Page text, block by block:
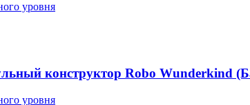
уровня
конструктор Robo Wunderkind
уровня